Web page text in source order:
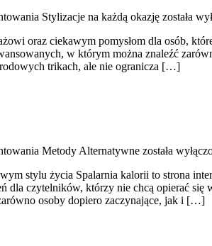
Stylizacje na każdą okazję została
oraz ciekawym pomysłom dla osób,
w którym można znaleźć
trikach, ale nie ogranicza […]
Metody Alternatywne została
stylu życia Spalarnia kalorii to strona
dla czytelników, którzy nie chcą opierać
osoby dopiero zaczynające, jak i […]